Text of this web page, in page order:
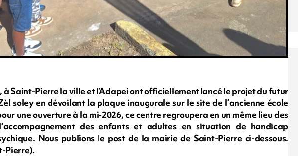
à Saint-Pierre la ville et l’Adapei ont officiellement lancé le projet du futur
soley en dévoilant la plaque inaugurale sur le site de l’ancienne école
une ouverture à la mi-2026, ce centre regroupera en un même lieu des
des enfants et adultes en situation de handicap
Nous publions le post de la mairie de Saint-Pierre ci-dessous.
Pierre).